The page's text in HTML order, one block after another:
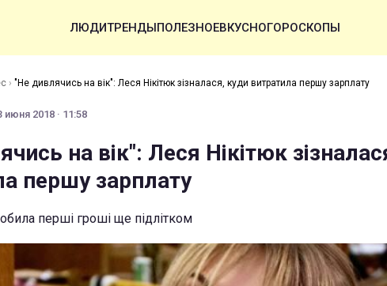
ЛЮДИТРЕНДЫПОЛЕЗНОЕВКУСНОГОРОСКОПЫ
› "Не дивлячись на вік": Леся Нікітюк зізналася, куди витратила першу зарплату
июня 2018 · 11:58
на вік": Леся Нікітюк
першу зарплату
перші гроші ще підлітком